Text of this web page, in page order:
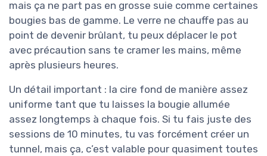
mais ça ne part pas en grosse suie comme certaines
bougies bas de gamme. Le verre ne chauffe pas au
point de devenir brûlant, tu peux déplacer le pot
avec précaution sans te cramer les mains, même
après plusieurs heures.
Un détail important : la cire fond de manière assez
uniforme tant que tu laisses la bougie allumée
assez longtemps à chaque fois. Si tu fais juste des
sessions de 10 minutes, tu vas forcément créer un
tunnel, mais ça, c’est valable pour quasiment toutes